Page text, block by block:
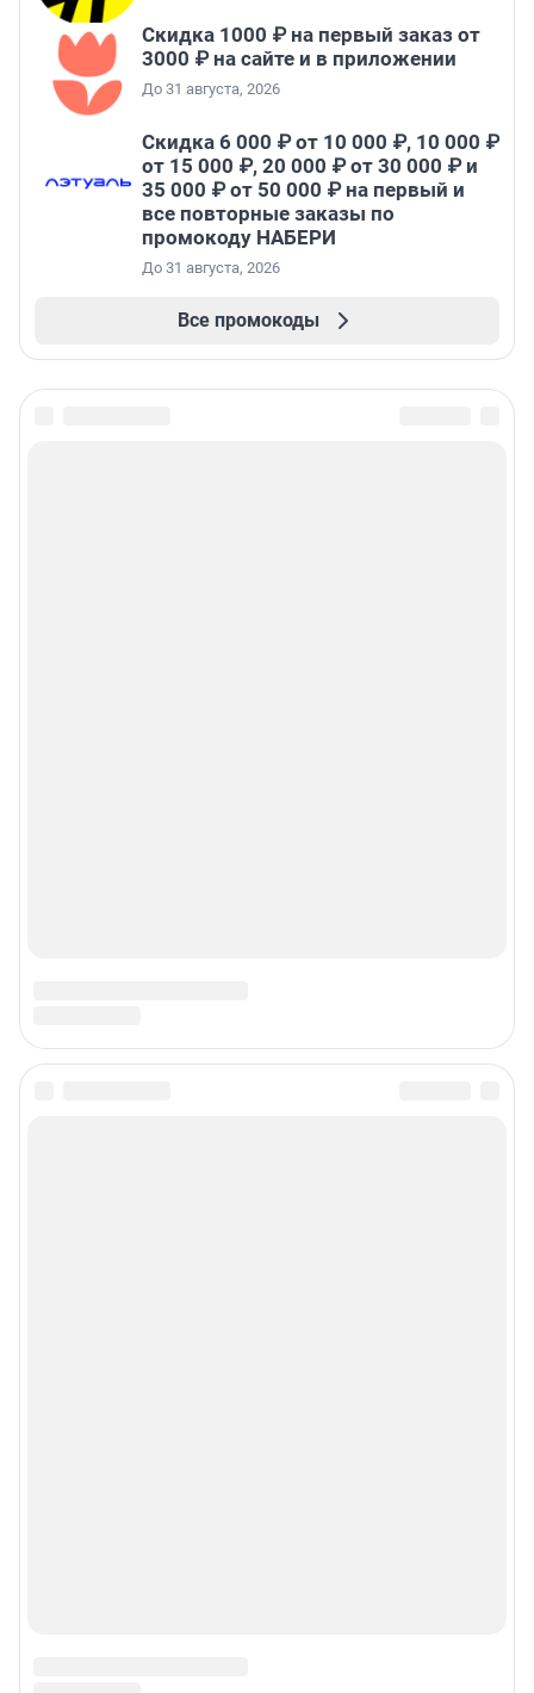
Скидка 1000 ₽ на первый заказ от
3000 ₽ на сайте и в приложении
До 31 августа, 2026
Скидка 6 000 ₽ от 10 000 ₽, 10 000 ₽
от 15 000 ₽, 20 000 ₽ от 30 000 ₽ и
35 000 ₽ от 50 000 ₽ на первый и
все повторные заказы по
промокоду НАБЕРИ
До 31 августа, 2026
Все промокоды